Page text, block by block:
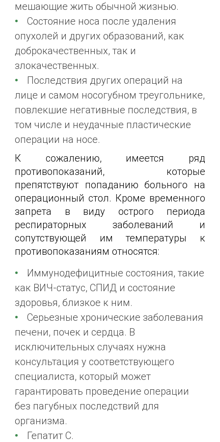
мешающие жить обычной жизнью.
Состояние носа после удаления
опухолей и других образований, как
доброкачественных, так и
злокачественных.
Последствия других операций на
лице и самом носогубном треугольнике,
повлекшие негативные последствия, в
том числе и неудачные пластические
операции на носе.
К сожалению, имеется ряд
противопоказаний, которые
препятствуют попаданию больного на
операционный стол. Кроме временного
запрета в виду острого периода
респираторных заболеваний и
сопутствующей им температуры к
противопоказаниям относятся:
Иммунодефицитные состояния, такие
как ВИЧ-статус, СПИД и состояние
здоровья, близкое к ним.
Серьезные хронические заболевания
печени, почек и сердца. В
исключительных случаях нужна
консультация у соответствующего
специалиста, который может
гарантировать проведение операции
без пагубных последствий для
организма.
Гепатит С.